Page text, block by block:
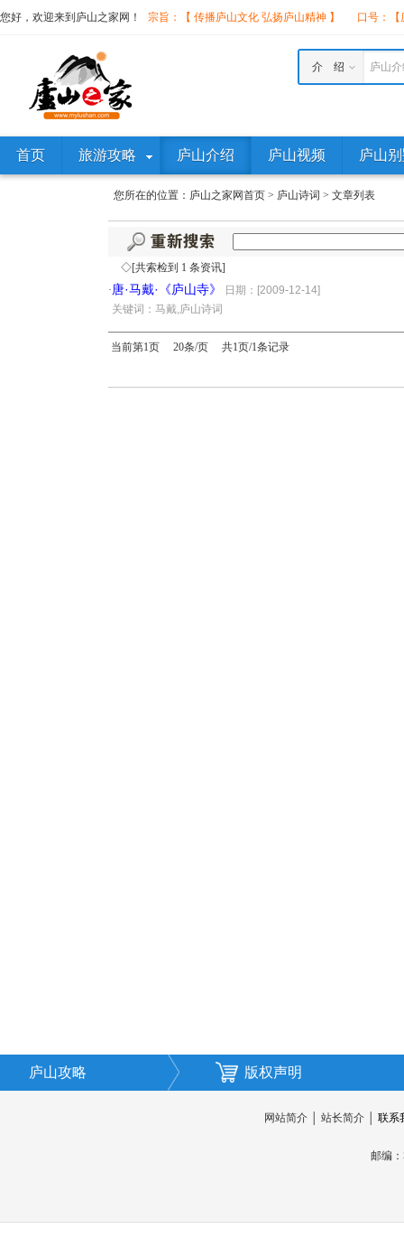
您好，欢迎来到庐山之家网！ 宗旨：【 传播庐山文化 弘扬庐山精神 】 口号：
庐山
介 绍
首页 旅游攻略 庐山介绍 庐山视频 庐山
您所在的位置： 庐山之家网首页 > 庐山诗词 > 文章列表
◇[共索检到 1 条资讯]
· 唐·马戴·《庐山寺》
日期：[2009-12-14]
关键词：马戴,庐山诗词
当前第1页 20条/页 共1页/1条记录
庐山攻略 版权声明
网站简介│ 站长简介│ 联系
邮编